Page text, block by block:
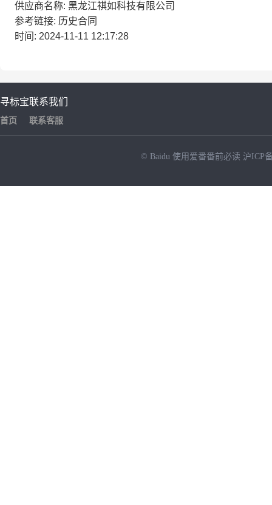
供应商名称: 黑龙江祺如科技有限公司
参考链接: 历史合同
时间: 2024-11-11 12:17:28
寻标宝
首页
联系我们
联系客服
© Baidu 使用爱番番前必读 沪ICP